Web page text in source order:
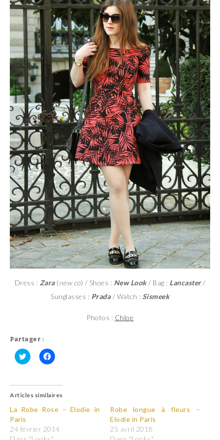
Dress : Zara(new co) / Shoes : New Look/ Bag : Lancaster/
Sunglasses : Prada/ Watch : Sismeek
Photos : Chloe
Partager :
C
q
e
p
o
u
r
p
C
q
e
p
o
r
p
Articles similaires
La Robe Rose – Elodie in
Paris
24 février 2014
Robe longue à fleurs –
Elodie in Paris
25 avril 2018